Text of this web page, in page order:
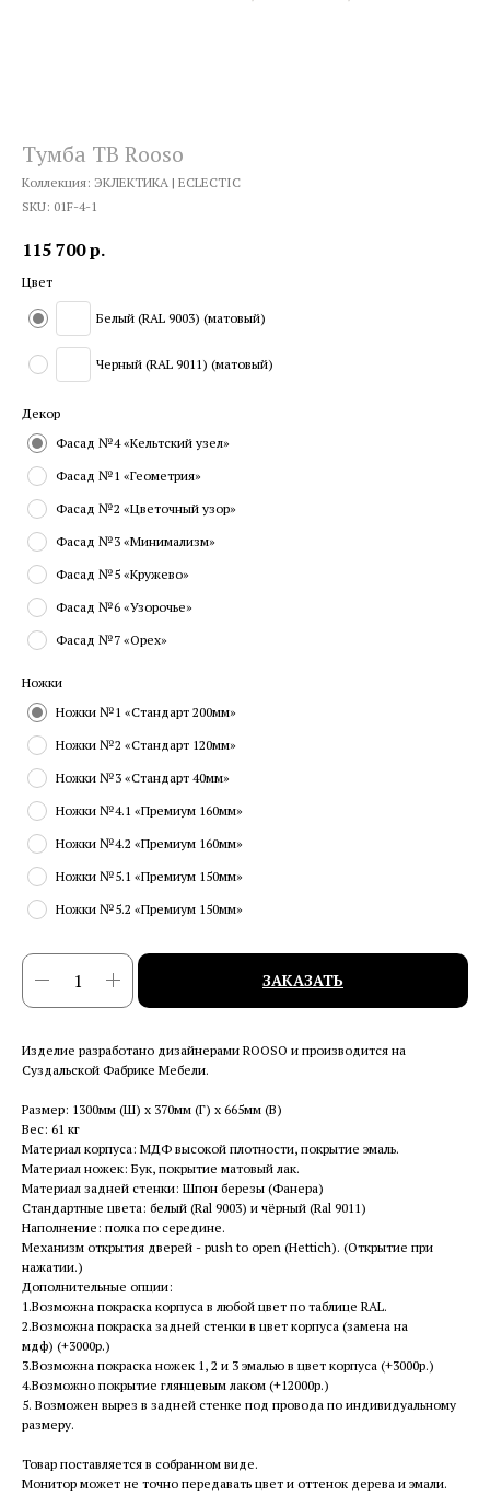
Тумба ТВ Rooso
Коллекция: ЭКЛЕКТИКА | ECLECTIC
SKU: 01F-4-1
115 700р.
Цвет
Белый (RAL 9003) (матовый)
Черный (RAL 9011) (матовый)
Декор
Фасад №4 «Кельтский узел»
Фасад №1 «Геометрия»
Фасад №2 «Цветочный узор»
Фасад №3 «Минимализм»
Фасад №5 «Кружево»
Фасад №6 «Узорочье»
Фасад №7 «Орех»
Ножки
Ножки №1 «Стандарт 200мм»
Ножки №2 «Стандарт 120мм»
Ножки №3 «Стандарт 40мм»
Ножки №4.1 «Премиум 160мм»
Ножки №4.2 «Премиум 160мм»
Ножки №5.1 «Премиум 150мм»
Ножки №5.2 «Премиум 150мм»
ЗАКАЗАТЬ
Изделие разработано дизайнерами ROOSO и производится на
Суздальской Фабрике Мебели.
Размер: 1300мм (Ш) x 370мм (Г) x 665мм (В)
Вес: 61 кг
Материал корпуса: МДФ высокой плотности, покрытие эмаль.
Материал ножек: Бук, покрытие матовый лак.
Материал задней стенки: Шпон березы (Фанера)
Стандартные цвета: белый (Ral 9003) и чёрный (Ral 9011)
Наполнение: полка по середине.
Механизм открытия дверей - push to open (Hettich). (Открытие при
нажатии.)
Дополнительные опции:
1.Возможна покраска корпуса в любой цвет по таблице RAL.
2.Возможна покраска задней стенки в цвет корпуса (замена на
мдф) (+3000р.)
3.Возможна покраска ножек 1, 2 и 3 эмалью в цвет корпуса (+3000р.)
4.Возможно покрытие глянцевым лаком (+12000р.)
5. Возможен вырез в задней стенке под провода по индивидуальному
размеру.
Товар поставляется в собранном виде.
Монитор может не точно передавать цвет и оттенок дерева и эмали.